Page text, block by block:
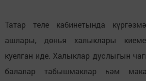
Татар теле кабинетында
ашлары, дөнья халыклары
куелган иде. Халыклар дуслыгын
балалар табышмаклар һәм